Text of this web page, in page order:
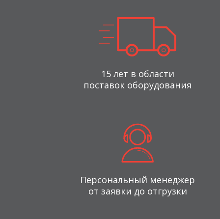
15 лет в области
поставок оборудования
Персональный менеджер
от заявки до отгрузки